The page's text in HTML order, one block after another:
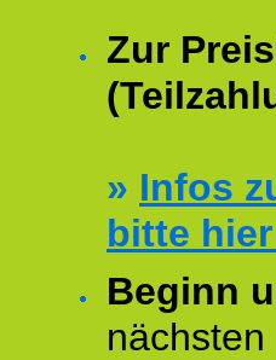
Zur
» Infos
bitte
Beginn
nächsten